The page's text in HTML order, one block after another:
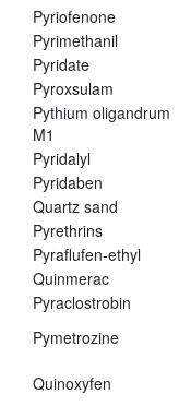
Pyriofenone
Pyrimethanil
Pyridate
Pyroxsulam
Pythium oligandrum
M1
Pyridalyl
Pyridaben
Quartz sand
Pyrethrins
Pyraflufen-ethyl
Quinmerac
Pyraclostrobin
Pymetrozine
Quinoxyfen